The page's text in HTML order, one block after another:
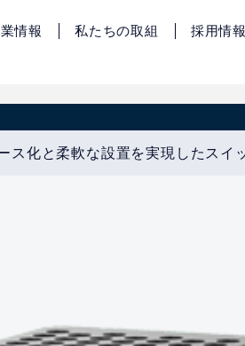
情報 私たちの取組 採用情報
化と柔軟な設置を実現したスイ